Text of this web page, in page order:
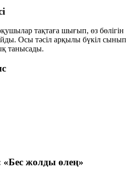
тақтаға шығып, өз бөлігін
Осы тәсіл арқылы бүкіл сынып
танысады.
«Бес жолды өлең»